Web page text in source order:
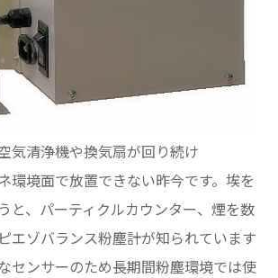
気清浄機や換気扇が回り続け
環境面で放置できない昨今です。埃を
と、パーティクルカウンター、煙を数
エゾバランス粉塵計が知られています
センサーのため長期間粉塵環境では使